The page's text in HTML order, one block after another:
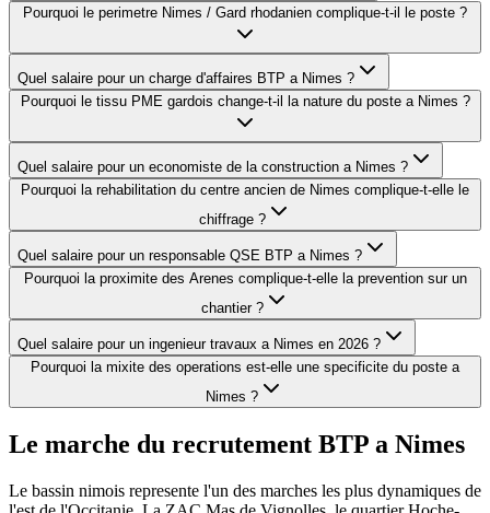
Pourquoi le perimetre Nimes / Gard rhodanien complique-t-il le poste ?
Quel salaire pour un charge d'affaires BTP a Nimes ?
Pourquoi le tissu PME gardois change-t-il la nature du poste a Nimes ?
Quel salaire pour un economiste de la construction a Nimes ?
Pourquoi la rehabilitation du centre ancien de Nimes complique-t-elle le
chiffrage ?
Quel salaire pour un responsable QSE BTP a Nimes ?
Pourquoi la proximite des Arenes complique-t-elle la prevention sur un
chantier ?
Quel salaire pour un ingenieur travaux a Nimes en 2026 ?
Pourquoi la mixite des operations est-elle une specificite du poste a
Nimes ?
Le marche du recrutement BTP a Nimes
Le bassin nimois represente l'un des marches les plus dynamiques de